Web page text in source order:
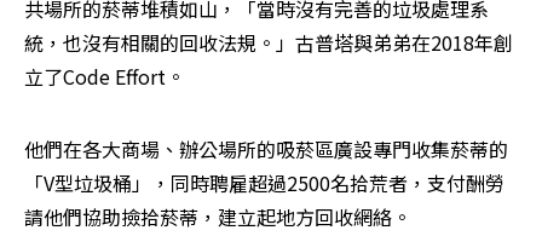
共場所的菸蒂堆積如山，「當時沒有完善的垃圾處理系
統，也沒有相關的回收法規。」古普塔與弟弟在2018年創
立了Code Effort。
他們在各大商場、辦公場所的吸菸區廣設專門收集菸蒂的
「V型垃圾桶」，同時聘雇超過2500名拾荒者，支付酬勞
請他們協助撿拾菸蒂，建立起地方回收網絡。